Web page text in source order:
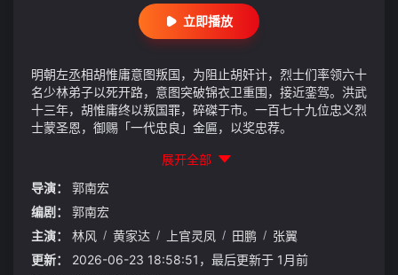
立即播放
明朝左丞相胡惟庸意图叛国，为阻止胡奸计，烈士们率领六十
名少林弟子以死开路，意图突破锦衣卫重围，接近銮驾。洪武
十三年，胡惟庸终以叛国罪，碎磔于市。一百七十九位忠义烈
士蒙圣恩，御赐「一代忠良」金匾，以奖忠荐。
展开全部
导演：
郭南宏
编剧：
郭南宏
主演：
林风 / 黄家达 / 上官灵凤 / 田鹏 / 张翼
更新：
2026-06-23 18:58:51，最后更新于 1月前